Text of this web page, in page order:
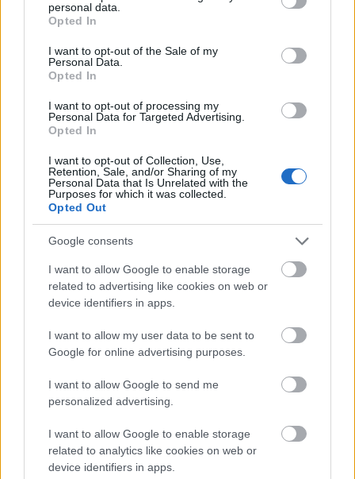
grant or deny consent to Google and its third-party tags to
use your data for below specified purposes in below Google
consent section.
personal data.
Opted In
I want to opt-out of the Sale of my
Personal Data.
Opted In
I want to opt-out of processing my
Personal Data for Targeted Advertising.
Opted In
I want to opt-out of Collection, Use,
Retention, Sale, and/or Sharing of my
Personal Data that Is Unrelated with the
Purposes for which it was collected.
Opted Out
Google consents
I want to allow Google to enable storage
related to advertising like cookies on web or
device identifiers in apps.
I want to allow my user data to be sent to
Google for online advertising purposes.
I want to allow Google to send me
personalized advertising.
I want to allow Google to enable storage
related to analytics like cookies on web or
device identifiers in apps.
10/08 Καθαρός καιρός
11/08
22°/36°